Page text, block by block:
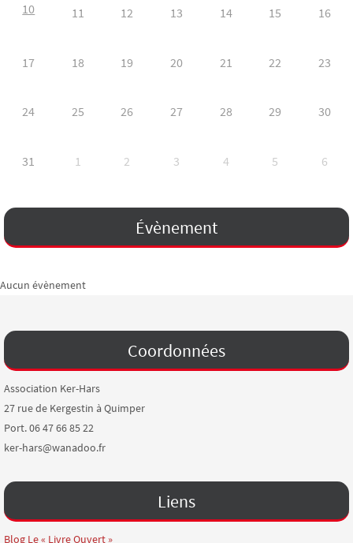
10 11 12 13 14 15 16
17 18 19 20 21 22 23
24 25 26 27 28 29 30
31 1 2 3 4 5 6
Évènement
Aucun évènement
Coordonnées
Association Ker-Hars
27 rue de Kergestin à Quimper
Port. 06 47 66 85 22
ker-hars@wanadoo.fr
Liens
Blog Le « Livre Ouvert »